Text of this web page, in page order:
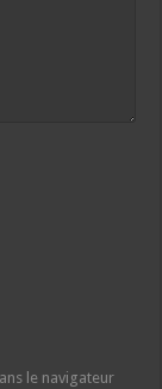
le navigateur